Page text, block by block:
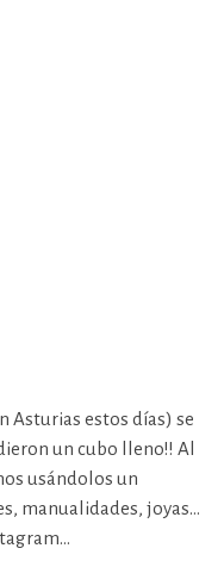
Asturias estos días) se
un cubo lleno!! Al
usándolos un
manualidades, joyas…